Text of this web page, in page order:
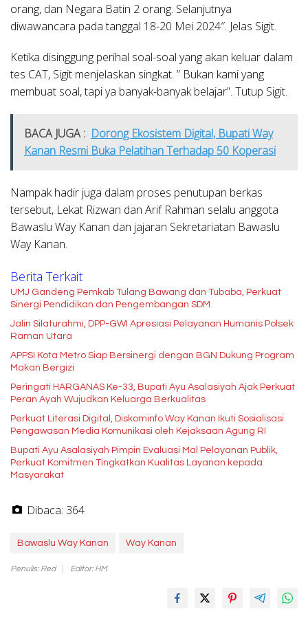
orang, dan Negara Batin 2 orang. Selanjutnya
diwawancara pada tanggal 18-20 Mei 2024″. Jelas Sigit.
Ketika disinggung perihal soal-soal yang akan keluar dalam
tes CAT, Sigit menjelaskan singkat. ” Bukan kami yang
membuat soal, tapi ya banyak-banyak belajar”. Tutup Sigit.
BACA JUGA : Dorong Ekosistem Digital, Bupati Way
Kanan Resmi Buka Pelatihan Terhadap 50 Koperasi
Nampak hadir juga dalam proses penutupan berkas
tersebut, Lekat Rizwan dan Arif Rahman selalu anggota
Bawaslu Way Kanan dan jajaran Sekretariatan Bawaslu
Way Kanan.
Berita Terkait
UMJ Gandeng Pemkab Tulang Bawang dan Tubaba, Perkuat
Sinergi Pendidikan dan Pengembangan SDM
Jalin Silaturahmi, DPP-GWI Apresiasi Pelayanan Humanis Polsek
Raman Utara
APPSI Kota Metro Siap Bersinergi dengan BGN Dukung Program
Makan Bergizi
Peringati HARGANAS Ke-33, Bupati Ayu Asalasiyah Ajak Perkuat
Peran Ayah Wujudkan Keluarga Berkualitas
Perkuat Literasi Digital, Diskominfo Way Kanan Ikuti Sosialisasi
Pengawasan Media Komunikasi oleh Kejaksaan Agung RI
Bupati Ayu Asalasiyah Pimpin Evaluasi Mal Pelayanan Publik,
Perkuat Komitmen Tingkatkan Kualitas Layanan kepada
Masyarakat
Dibaca: 364
Bawaslu Way Kanan Way Kanan
Penulis: Red Editor: HM